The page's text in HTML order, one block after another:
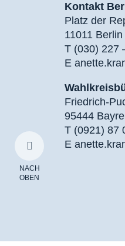
NACH
OBEN
Kontakt
Platz der
11011 Berlin
T (030) 227
E
Friedrich-
95444
T (0921) 87
E